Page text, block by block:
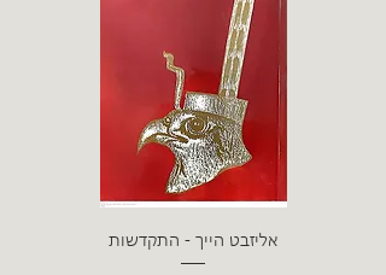
אליזבט הייך - התקדשות